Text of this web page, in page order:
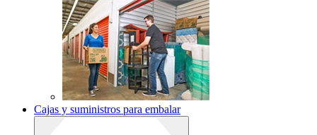
Cajas y suministros para embalar